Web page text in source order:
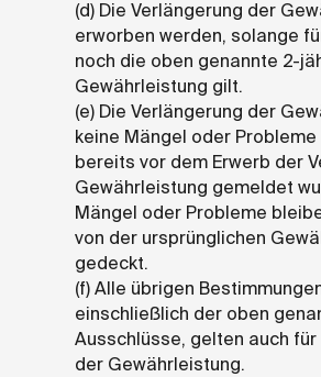
(d) Die Verlängerung der
erworben werden, solange
noch die oben genannte 2-
Gewährleistung gilt.
(e) Die Verlängerung der
keine Mängel oder
bereits vor dem Erwerb der
Gewährleistung gemeldet
Mängel oder Probleme
von der ursprünglichen
gedeckt.
(f) Alle übrigen
einschließlich der oben
Ausschlüsse, gelten auch
der Gewährleistung.